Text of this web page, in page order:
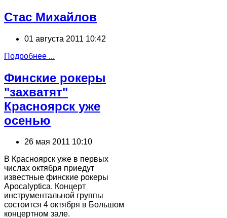
Стас Михайлов
01 августа 2011 10:42
Подробнее ...
Финские рокеры
"захватят"
Красноярск уже
осенью
26 мая 2011 10:10
В Красноярск уже в первых
числах октября приедут
известные финские рокеры
Apocalyptica. Концерт
инструментальной группы
состоится 4 октября в Большом
концертном зале.